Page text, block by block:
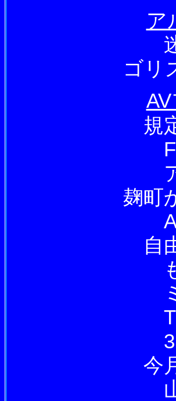
ア
迷
ゴリ
規
ア
麹町
A
自
も
ミ
3D
今
山